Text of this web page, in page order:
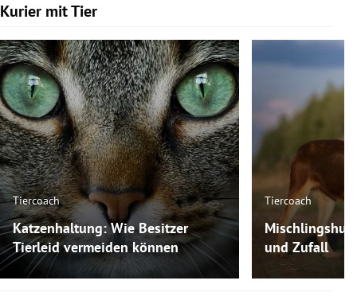
Kurier mit Tier
Slide 1 von 7
Tiercoach
Katzenhaltung: Wie Besitzer
Tierleid vermeiden können
Tiercoach
und Zufall